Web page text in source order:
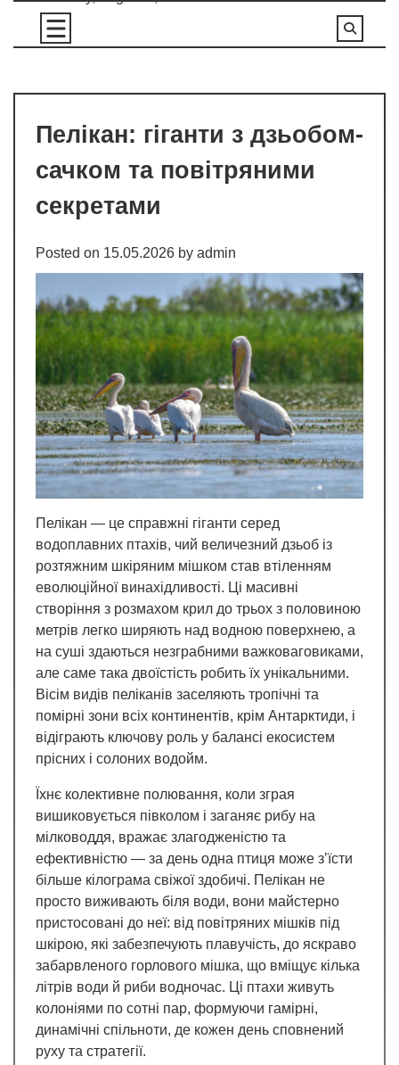
content
Пелікан: гіганти з дзьобом-
сачком та повітряними
секретами
Posted on 15.05.2026 by admin
Пелікан — це справжні гіганти серед
водоплавних птахів, чий величезний дзьоб із
розтяжним шкіряним мішком став втіленням
еволюційної винахідливості. Ці масивні
створіння з розмахом крил до трьох з половиною
метрів легко ширяють над водною поверхнею, а
на суші здаються незграбними важковаговиками,
але саме така двоїстість робить їх унікальними.
Вісім видів пеліканів заселяють тропічні та
помірні зони всіх континентів, крім Антарктиди, і
відіграють ключову роль у балансі екосистем
прісних і солоних водойм.
Їхнє колективне полювання, коли зграя
вишиковується півколом і заганяє рибу на
мілководдя, вражає злагодженістю та
ефективністю — за день одна птиця може з’їсти
більше кілограма свіжої здобичі. Пелікан не
просто виживають біля води, вони майстерно
пристосовані до неї: від повітряних мішків під
шкірою, які забезпечують плавучість, до яскраво
забарвленого горлового мішка, що вміщує кілька
літрів води й риби водночас. Ці птахи живуть
колоніями по сотні пар, формуючи гамірні,
динамічні спільноти, де кожен день сповнений
руху та стратегії.